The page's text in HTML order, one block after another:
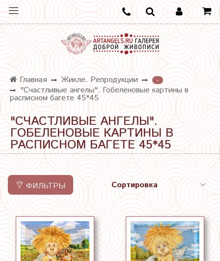
Главная Жикле. Репродукции
-
"Счастливые ангелы". Гобеленовые картины в
расписном багете 45*45
"СЧАСТЛИВЫЕ АНГЕЛЫ".
ГОБЕЛЕНОВЫЕ КАРТИНЫ В
РАСПИСНОМ БАГЕТЕ 45*45
ФИЛЬТРЫ